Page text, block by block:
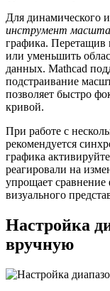
Для динамического
инструмент
графика. Перетащив
или уменьшить
данных. Mathcad
подстраивание
позволяет быстро
кривой.
При работе с
рекомендуется
графика
реагировали на
упрощает
визуального
Настройка
вручную